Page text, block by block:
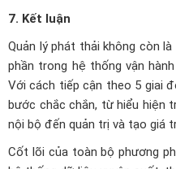
7. Kết luận
Quản lý phát thải không còn
phần trong hệ thống vận
Với cách tiếp cận theo 5 giai
bước chắc chắn, từ hiểu hiện
nội bộ đến quản trị và tạo giá
Cốt lõi của toàn bộ phương